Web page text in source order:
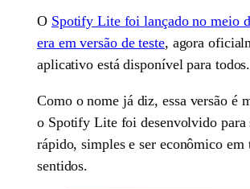
O Spotify Lite foi lançado no meio
era em versão de teste, agora
aplicativo está disponível para todos.
Como o nome já diz, essa versão é
o Spotify Lite foi desenvolvido para
rápido, simples e ser econômico em
sentidos.